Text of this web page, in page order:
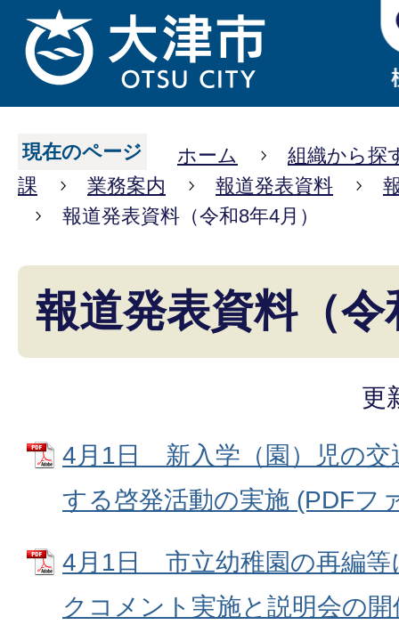
現在のページ ホーム
組織から探
課
業務案内 報道発表資料
報道発表資料（令和8年4月）
報道発表資料（令
更
4月1日 新入学（園）児の交
する啓発活動の実施 (PDFフ
4月1日 市立幼稚園の再編等
クコメント実施と説明会の